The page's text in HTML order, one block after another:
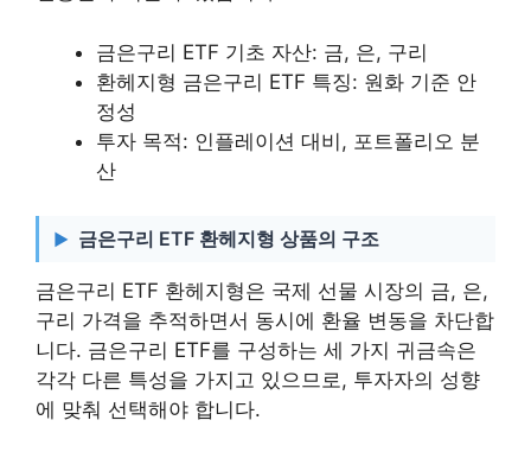
금은구리 ETF 기초 자산: 금, 은, 구리
환헤지형 금은구리 ETF 특징: 원화 기준 안
정성
투자 목적: 인플레이션 대비, 포트폴리오 분
산
금은구리 ETF 환헤지형 상품의 구조
금은구리 ETF 환헤지형은 국제 선물 시장의 금, 은,
구리 가격을 추적하면서 동시에 환율 변동을 차단합
니다. 금은구리 ETF를 구성하는 세 가지 귀금속은
각각 다른 특성을 가지고 있으므로, 투자자의 성향
에 맞춰 선택해야 합니다.